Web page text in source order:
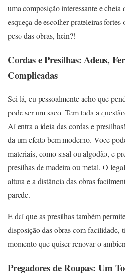
uma composição interessante e cheia
esqueça de escolher prateleiras
peso das obras, hein?!
Cordas e Presilhas: Adeus,
Complicadas
Sei lá, eu pessoalmente acho que
pode ser um saco. Tem toda a
Aí entra a ideia das cordas e
dá um efeito bem moderno. Você
materiais, como sisal ou algodão, e
presilhas de madeira ou metal. O
altura e a distância das obras
parede.
E daí que as presilhas também
disposição das obras com facilidade,
momento que quiser renovar o
Pregadores de Roupas: Um